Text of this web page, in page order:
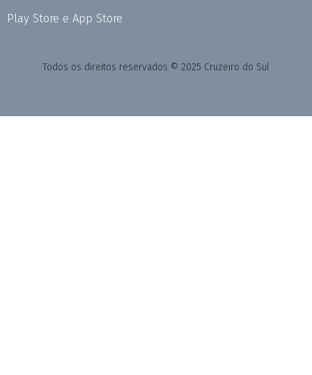
Play Store e App Store
Todos os direitos reservados © 2025 Cruzeiro do Sul